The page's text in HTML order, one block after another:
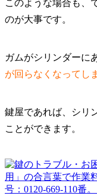
このような場合も、
のが大事です。
ガムがシリンダーに
が回らなくなってし
鍵屋であれば、シリ
ことができます。